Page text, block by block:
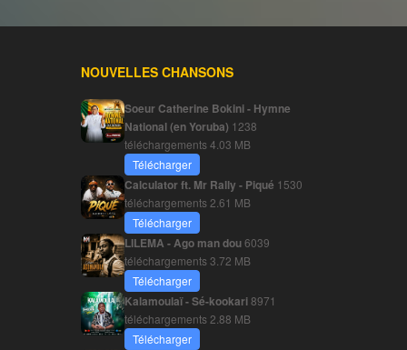
NOUVELLES CHANSONS
Soeur Catherine Bokini - Hymne
National (en Yoruba) 1238
téléchargements4.03 MB
Télécharger
Calculator ft. Mr Rally - Piqué 1530
téléchargements 2.61 MB
Télécharger
LILEMA - Ago man dou6039
téléchargements3.72 MB
Télécharger
Kalamoulaï - Sé-kookari8971
téléchargements 2.88 MB
Télécharger